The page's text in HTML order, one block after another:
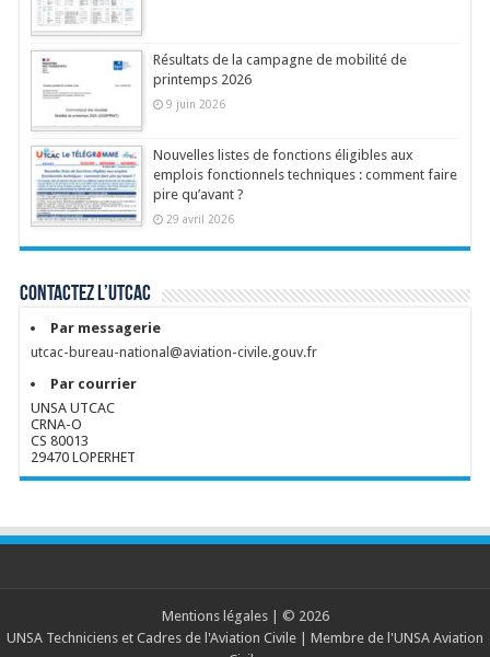
Résultats de la campagne de mobilité de
printemps 2026
9 juin 2026
Nouvelles listes de fonctions éligibles aux
emplois fonctionnels techniques : comment faire
pire qu’avant ?
29 avril 2026
Contactez l’UTCAC
Par messagerie
utcac-bureau-national@aviation-civile.gouv.fr
Par courrier
UNSA UTCAC
CRNA-O
CS 80013
29470 LOPERHET
Mentions légales| © 2026
UNSA Techniciens et Cadres de l'Aviation Civile | Membre de l'UNSA Aviation